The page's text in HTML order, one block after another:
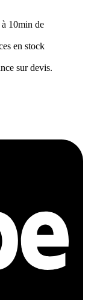
10min de
en stock
sur devis.